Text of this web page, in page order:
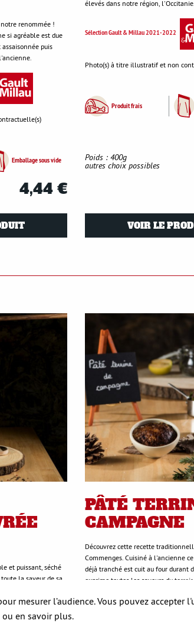
renommée !
si agréable est due
puis
Emballage sous vide
4,44 €
élevés dans notre région, l'Occitanie.
Sélection Gault & Millau 2021-2022
Photo(s) à titre illustratif et non
Produit frais
Poids : 400g
autres choix possibles
VOIR LE
et puissant, séché
la saveur de sa
PÂTÉ
CAMPAGNE
Découvrez cette recette
Commenges. Cuisiné à l'ancienne
déjà tranché est cuit au four durant
exprime toutes les saveurs du terroir
Sélection Gault & Millau 2021-2022
mesurer l’audience. Vous pouvez accepter
en savoir plus.